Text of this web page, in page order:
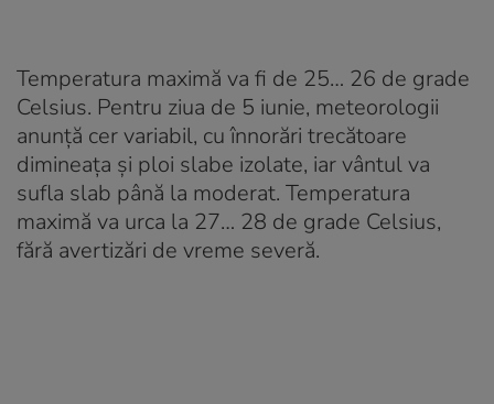
Temperatura maximă va fi de 25… 26 de grade
Celsius. Pentru ziua de 5 iunie, meteorologii
anunță cer variabil, cu înnorări trecătoare
dimineața și ploi slabe izolate, iar vântul va
sufla slab până la moderat. Temperatura
maximă va urca la 27… 28 de grade Celsius,
fără avertizări de vreme severă.